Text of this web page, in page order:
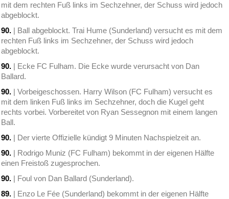
mit dem rechten Fuß links im Sechzehner, der Schuss wird jedoch
abgeblockt.
90. | Ball abgeblockt. Trai Hume (Sunderland) versucht es mit dem
rechten Fuß links im Sechzehner, der Schuss wird jedoch
abgeblockt.
90. | Ecke FC Fulham. Die Ecke wurde verursacht von Dan
Ballard.
90. | Vorbeigeschossen. Harry Wilson (FC Fulham) versucht es
mit dem linken Fuß links im Sechzehner, doch die Kugel geht
rechts vorbei. Vorbereitet von Ryan Sessegnon mit einem langen
Ball.
90. | Der vierte Offizielle kündigt 9 Minuten Nachspielzeit an.
90. | Rodrigo Muniz (FC Fulham) bekommt in der eigenen Hälfte
einen Freistoß zugesprochen.
90. | Foul von Dan Ballard (Sunderland).
89. | Enzo Le Fée (Sunderland) bekommt in der eigenen Hälfte